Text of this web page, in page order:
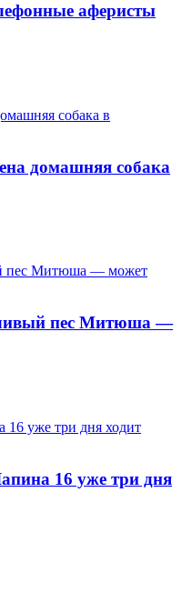
аферисты
домашняя собака
пес Митюша —
16 уже три дня